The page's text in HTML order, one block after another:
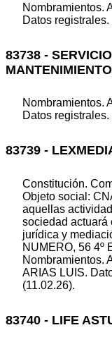
Nombramientos.
Datos registrales.
83738 -
Nombramientos.
Datos
83739 -
Constitución.
Objeto social:
aquellas
sociedad actuará
jurídica y
NUMERO, 56 4º
Nombramientos.
ARIAS LUIS.
(11.02.26).
83740 - LIFE